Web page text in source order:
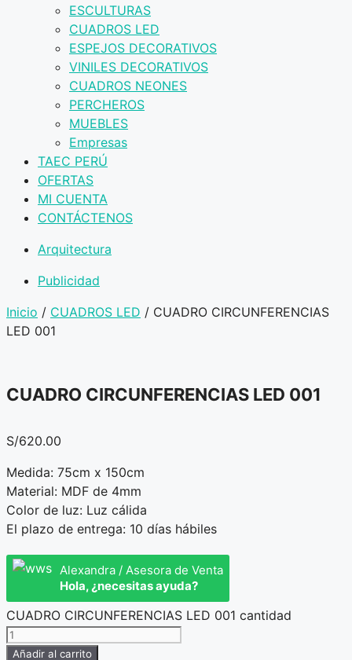
ESCULTURAS
CUADROS LED
ESPEJOS DECORATIVOS
VINILES DECORATIVOS
CUADROS NEONES
PERCHEROS
MUEBLES
Empresas
TAEC PERÚ
OFERTAS
MI CUENTA
CONTÁCTENOS
Arquitectura
Publicidad
Inicio / CUADROS LED / CUADRO CIRCUNFERENCIAS
LED 001
CUADRO CIRCUNFERENCIAS LED 001
S/620.00
Medida: 75cm x 150cm
Material: MDF de 4mm
Color de luz: Luz cálida
El plazo de entrega: 10 días hábiles
Alexandra / Asesora de Venta
Hola, ¿necesitas ayuda?
CUADRO CIRCUNFERENCIAS LED 001 cantidad
Añadir al carrito